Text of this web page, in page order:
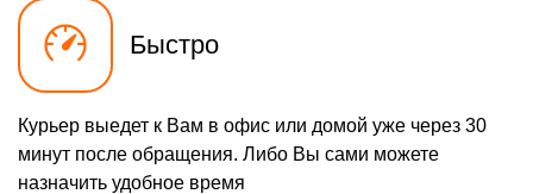
Быстро
Курьер выедет к Вам в офис или домой уже через 30
минут после обращения. Либо Вы сами можете
назначить удобное время